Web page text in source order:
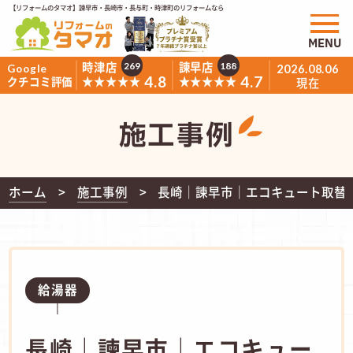
【リフォームのタマオ】諫早市・長崎市・長与町・時津町のリフォームなら
Google
クチコミ評価
時津店
★★★★★ 4.8
269
諫早店
★★★★★ 4.7
188 2026.08.06
現在
MENU
施工事例
ホーム 施工事例 長崎｜諫早市｜エコキュート取
給湯器